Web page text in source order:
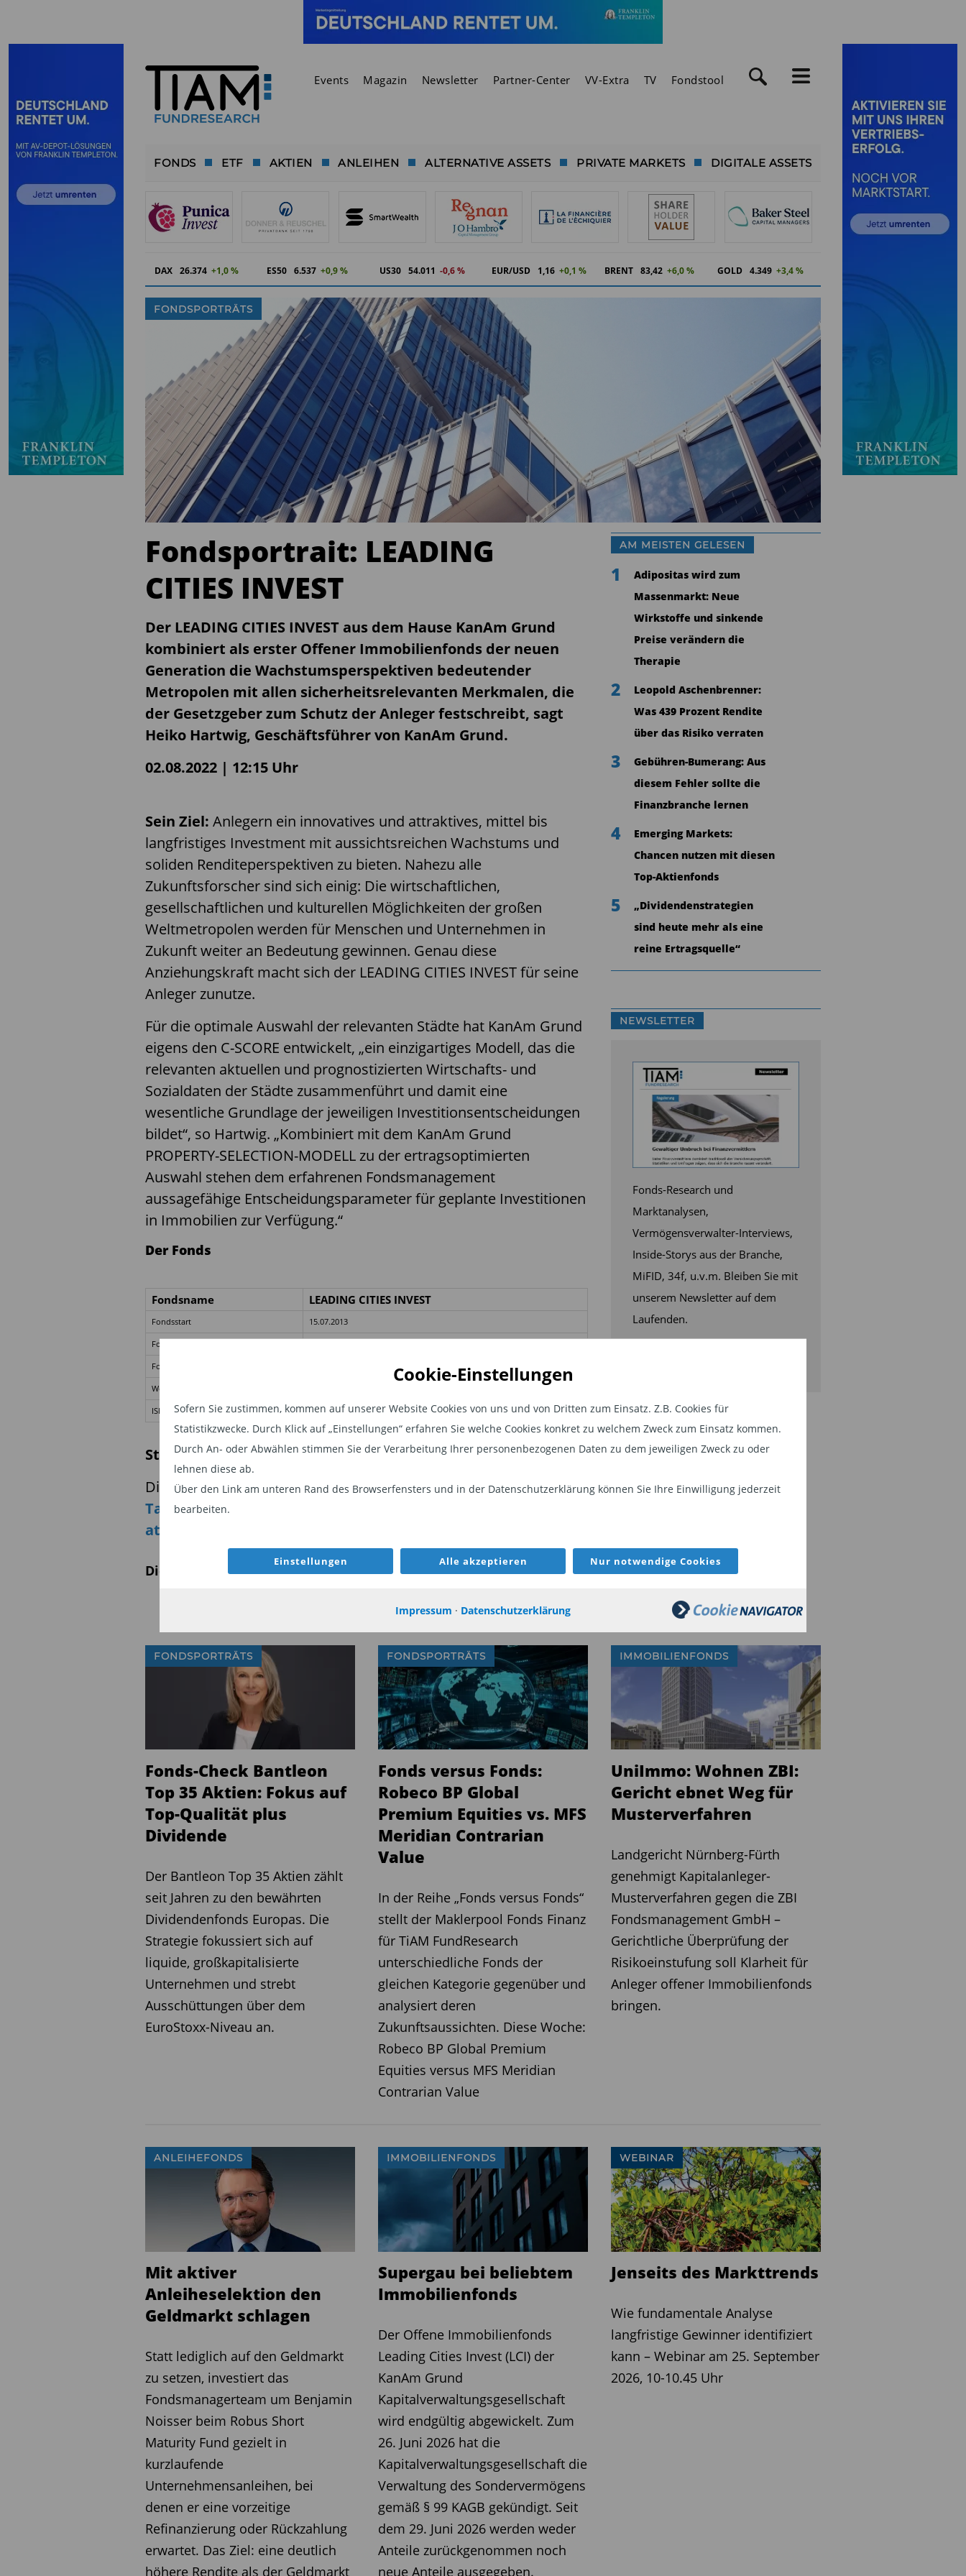
Cookie-Einstellungen
Sofern Sie zustimmen, kommen auf unserer Website Cookies von uns und von Dritten zum Einsatz. Z.B. Cookies für
Statistikzwecke. Durch Klick auf „Einstellungen“ erfahren Sie welche Cookies konkret zu welchem Zweck zum Einsatz kommen.
Durch An- oder Abwählen stimmen Sie der Verarbeitung Ihrer personenbezogenen Daten zu dem jeweiligen Zweck zu oder
lehnen diese ab.
Über den Link am unteren Rand des Browserfensters und in der Datenschutzerklärung können Sie Ihre Einwilligung jederzeit
bearbeiten.
Einstellungen Alle akzeptieren Nur notwendige Cookies
Impressum · Datenschutzerklärung
Events Magazin Newsletter Partner-Center VV-Extra TV Fondstool
FONDS ETF AKTIEN ANLEIHEN ALTERNATIVE ASSETS PRIVATE MARKETS DIGITALE ASSETS
DAX 26.374 +1,0 % ES50 6.537 +0,9 % US30 54.018 -0,6 % EUR/USD 1,16 +0,1 % BRENT 83,42 +6,0 % GOLD 4.350 +3,4 %
FONDSPORTRÄTS
Fondsportrait: LEADING
CITIES INVEST
Der LEADING CITIES INVEST aus dem Hause KanAm Grund
kombiniert als erster Offener Immobilienfonds der neuen
Generation die Wachstumsperspektiven bedeutender
Metropolen mit allen sicherheitsrelevanten Merkmalen, die
der Gesetzgeber zum Schutz der Anleger festschreibt, sagt
Heiko Hartwig, Geschäftsführer von KanAm Grund.
02.08.2022 | 12:15 Uhr
Sein Ziel: Anlegern ein innovatives und attraktives, mittel­ bis
langfristiges Investment mit aussichtsreichen Wachstums­ und
soliden Renditeperspektiven zu bieten. Nahezu alle
Zukunftsforscher sind sich einig: Die wirtschaftlichen,
gesellschaftlichen und kulturellen Möglichkeiten der großen
Weltmetropolen werden für Menschen und Unternehmen in
Zukunft weiter an Bedeutung gewinnen. Genau diese
Anziehungskraft macht sich der LEADING CITIES INVEST für seine
Anleger zunutze.
Für die optimale Auswahl der relevanten Städte hat KanAm Grund
eigens den C-SCORE entwickelt, „ein einzigartiges Modell, das die
relevanten aktuellen und prognostizierten Wirtschafts- und
Sozialdaten der Städte zusammenführt und damit eine
wesentliche Grundlage der jeweiligen Investitionsentscheidungen
bildet“, so Hartwig. „Kombiniert mit dem KanAm Grund
PROPERTY-SELECTION-MODELL zu der ertragsoptimierten
Auswahl stehen dem erfahrenen Fondsmanagement
aussagefähige Entscheidungsparameter für geplante Investitionen
in Immobilien zur Verfügung.“
Der Fonds
Fondsname LEADING CITIES INVEST
Fondsstart 15.07.2013
Fondskosten
Fondsvolumen
Wertzuw. 3 Jahre
ISIN DE 000 679 182 5
Stand: 30.04.2022
Dieses Fondsportrait ist Teil des Beitrags „Round
TableImmobilien: Hohe Inflation macht Immobilienfonds
attraktiver
Diesen Beitrag teilen:
AM MEISTEN GELESEN
1
Adipositas wird zum
Massenmarkt: Neue
Wirkstoffe und sinkende
Preise verändern die
Therapie
2
Leopold Aschenbrenner:
Was 439 Prozent Rendite
über das Risiko verraten
3
Gebühren-Bumerang: Aus
diesem Fehler sollte die
Finanzbranche lernen
4
Emerging Markets:
Chancen nutzen mit diesen
Top-Aktienfonds
5
„Dividendenstrategien
sind heute mehr als eine
reine Ertragsquelle“
NEWSLETTER
Fonds-Research und
Marktanalysen,
Vermögensverwalter-Interviews,
Inside-Storys aus der Branche,
MiFID, 34f, u.v.m. Bleiben Sie mit
unserem Newsletter auf dem
Laufenden.
FONDSPORTRÄTS
Fonds-Check Bantleon
Top 35 Aktien: Fokus auf
Top-Qualität plus
Dividende
Der Bantleon Top 35 Aktien zählt
seit Jahren zu den bewährten
Dividendenfonds Europas. Die
Strategie fokussiert sich auf
liquide, großkapitalisierte
Unternehmen und strebt
Ausschüttungen über dem
EuroStoxx-Niveau an.
FONDSPORTRÄTS
Fonds versus Fonds:
Robeco BP Global
Premium Equities vs. MFS
Meridian Contrarian
Value
In der Reihe „Fonds versus Fonds“
stellt der Maklerpool Fonds Finanz
für TiAM FundResearch
unterschiedliche Fonds der
gleichen Kategorie gegenüber und
analysiert deren
Zukunftsaussichten. Diese Woche:
Robeco BP Global Premium
Equities versus MFS Meridian
Contrarian Value
IMMOBILIENFONDS
UniImmo: Wohnen ZBI:
Gericht ebnet Weg für
Musterverfahren
Landgericht Nürnberg-Fürth
genehmigt Kapitalanleger-
Musterverfahren gegen die ZBI
Fondsmanagement GmbH –
Gerichtliche Überprüfung der
Risikoeinstufung soll Klarheit für
Anleger offener Immobilienfonds
bringen.
ANLEIHEFONDS
Mit aktiver
Anleiheselektion den
Geldmarkt schlagen
Statt lediglich auf den Geldmarkt
zu setzen, investiert das
Fondsmanagerteam um Benjamin
Noisser beim Robus Short
Maturity Fund gezielt in
kurzlaufende
Unternehmensanleihen, bei
denen er eine vorzeitige
Refinanzierung oder Rückzahlung
erwartet. Das Ziel: eine deutlich
höhere Rendite als der Geldmarkt
IMMOBILIENFONDS
Supergau bei beliebtem
Immobilienfonds
Der Offene Immobilienfonds
Leading Cities Invest (LCI) der
KanAm Grund
Kapitalverwaltungsgesellschaft
wird endgültig abgewickelt. Zum
26. Juni 2026 hat die
Kapitalverwaltungsgesellschaft die
Verwaltung des Sondervermögens
gemäß § 99 KAGB gekündigt. Seit
dem 29. Juni 2026 werden weder
Anteile zurückgenommen noch
neue Anteile ausgegeben.
WEBINAR
Jenseits des Markttrends
Wie fundamentale Analyse
langfristige Gewinner identifiziert
kann – Webinar am 25. September
2026, 10-10.45 Uhr